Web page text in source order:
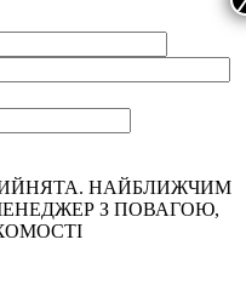
НАЙБЛИЖЧИМ
З ПОВАГОЮ,